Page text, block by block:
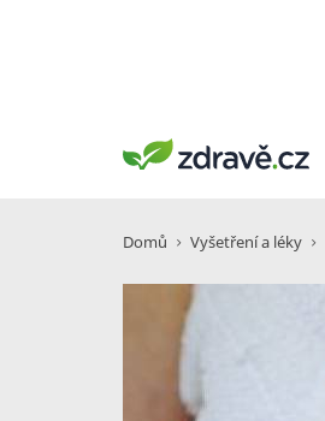
Domů Vyšetření a léky